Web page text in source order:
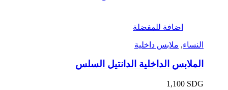
اضافة للمفضلة
النساء, ملابس داخلية
الملابس الداخلية الدانتيل السلس
1,100 SDG